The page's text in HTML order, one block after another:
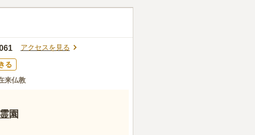
アクセスを見る
る
来仏教
園